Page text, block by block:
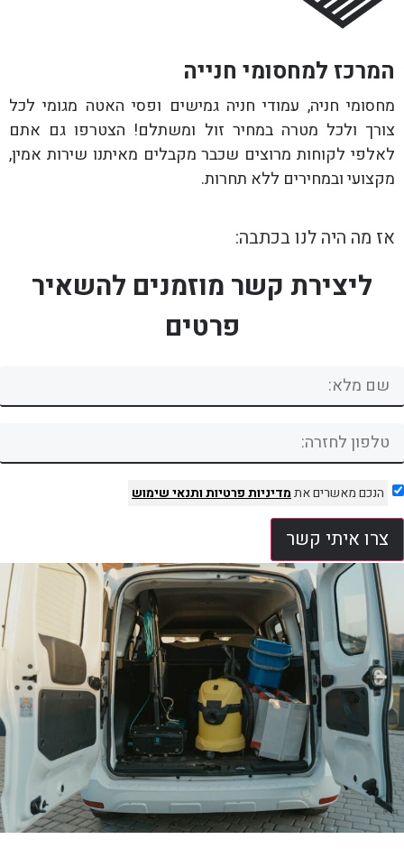
המרכז למחסומי חנייה
מחסומי חניה, עמודי חניה גמישים ופסי האטה מגומי לכל
צורך ולכל מטרה במחיר זול ומשתלם! הצטרפו גם אתם
לאלפי לקוחות מרוצים שכבר מקבלים מאיתנו שירות אמין,
מקצועי ובמחירים ללא תחרות.
אז מה היה לנו בכתבה:
ליצירת קשר מוזמנים להשאיר
פרטים
הנכם מאשרים אתמדיניות פרטיותותנאי שימוש
צרו איתי קשר